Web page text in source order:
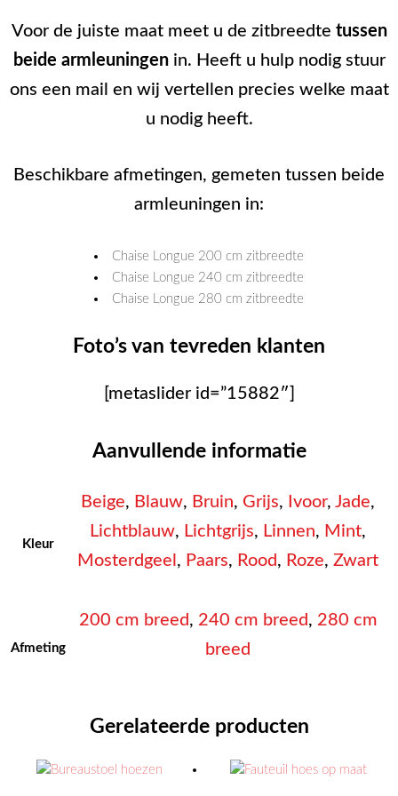
Voor de juiste maat meet u de zitbreedte tussen
beide armleuningenin. Heeft u hulp nodig stuur
ons een mail en wij vertellen precies welke maat
u nodig heeft.
Beschikbare afmetingen, gemeten tussen beide
armleuningen in:
Chaise Longue 200 cm zitbreedte
Chaise Longue 240 cm zitbreedte
Chaise Longue 280 cm zitbreedte
Foto’s van tevreden klanten
[metaslider id=”15882″]
Aanvullende informatie
Kleur
Beige, Blauw, Bruin, Grijs, Ivoor,Jade,
Lichtblauw, Lichtgrijs, Linnen, Mint,
Mosterdgeel , Paars, Rood, Roze,Zwart
Afmeting
200 cm breed, 240 cm breed, 280 cm
breed
Gerelateerde producten